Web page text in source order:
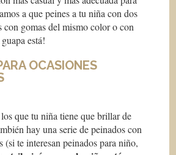
a que peines a tu niña con dos
con gomas del mismo color o con
está!
OCASIONES
los que tu niña tiene que brillar de
hay una serie de peinados con
(si te interesan peinados para niño,